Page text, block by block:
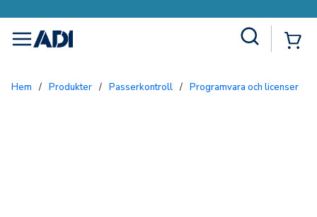
menu
Hem / Produkter / Passerkontroll / Programvara och licenser